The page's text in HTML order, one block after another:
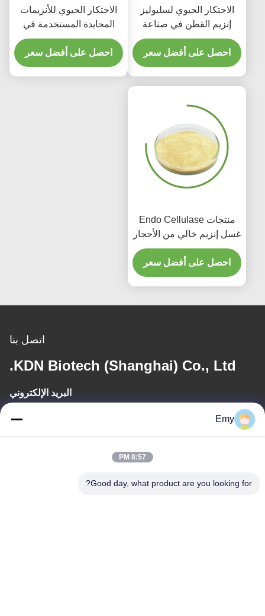
الاحتكار الحيوي لسليوليز
إنزيم القطن في صناعة
المنسوجات ، مما يؤدي إلى
تشويه الغسل الحيوي
احصل على أفضل سعر
الاحتكار الحيوي للأنزيمات
المحايدة المستخدمة في
صناعة النسيج والصبغات
الكيماوية
احصل على أفضل سعر
منتجات Endo Cellulase
غسل إنزيم خالي من الأحجار
لمستشفى الجينز المنزلي
احصل على أفضل سعر
اتصل بنا
KDN Biotech (Shanghai) Co., Ltd.
البريد الإلكتروني
panxy@vlandgroup.com
Emy
8:57 PM
Good day, what product are you looking for?